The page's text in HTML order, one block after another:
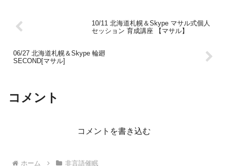
10/11 北海道札幌＆Skype マサル式個人
セッション 育成講座 【マサル】
06/27 北海道札幌＆Skype 輪廻
SECOND[マサル]
コメント
コメントを書き込む
ホーム 非言語催眠